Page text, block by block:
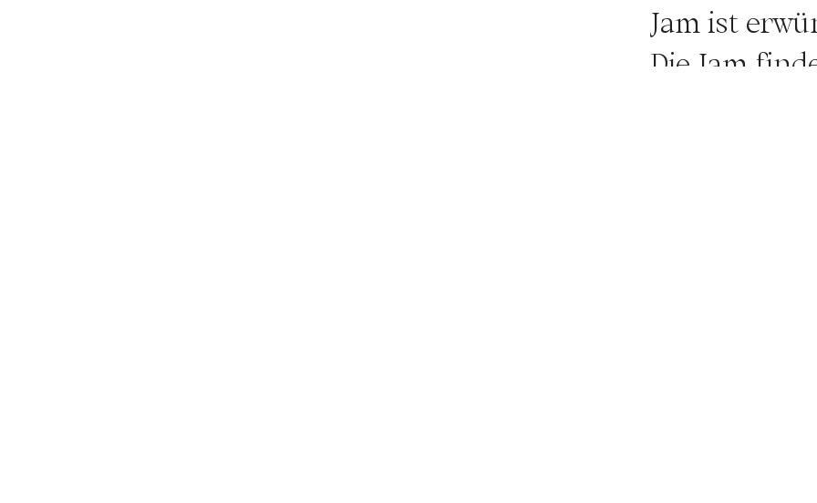
Jam ist
Die Jam